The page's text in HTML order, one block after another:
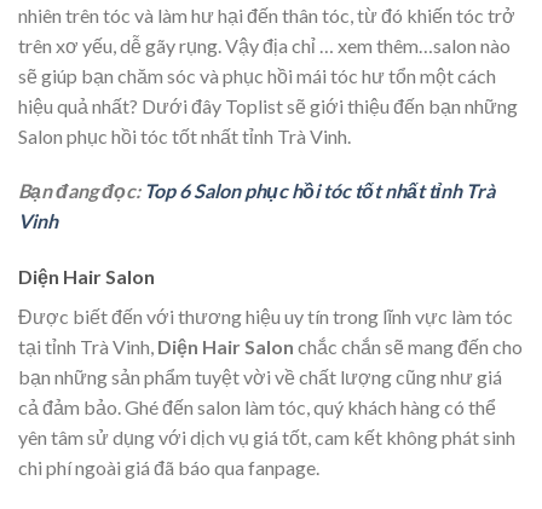
nhiên trên tóc và làm hư hại đến thân tóc, từ đó khiến tóc trở
trên xơ yếu, dễ gãy rụng. Vậy địa chỉ
… xem thêm… salon nào
sẽ giúp bạn chăm sóc và phục hồi mái tóc hư tổn một cách
hiệu quả nhất? Dưới đây Toplist sẽ giới thiệu đến bạn những
Salon phục hồi tóc tốt nhất tỉnh Trà Vinh.
Bạn đang đọc: Top 6 Salon phục hồi tóc tốt nhất tỉnh Trà
Vinh
Diện Hair Salon
Được biết đến với thương hiệu uy tín trong lĩnh vực làm tóc
tại tỉnh Trà Vinh, Diện Hair Salon chắc chắn sẽ mang đến cho
bạn những sản phẩm tuyệt vời về chất lượng cũng như giá
cả đảm bảo. Ghé đến salon làm tóc, quý khách hàng có thể
yên tâm sử dụng với dịch vụ giá tốt, cam kết không phát sinh
chi phí ngoài giá đã báo qua fanpage.